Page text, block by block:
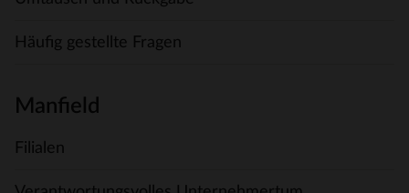
Häufig gestellte Fragen
Manfield
Filialen